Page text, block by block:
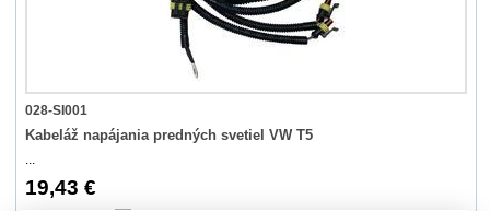
028-SI001
Kabeláž napájania predných svetiel VW T5
...
19,43 €